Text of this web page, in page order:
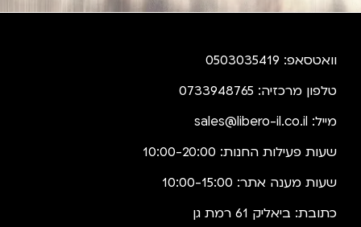
וואטסאפ: 0503035419
טלפון מרכזיה: 0733948765
מייל: sales@libero-il.co.il
שעות פעילות החנות: 10:00-20:00
שעות מענה אתר: 10:00-15:00
כתובת: ביאליק 61 רמת גן